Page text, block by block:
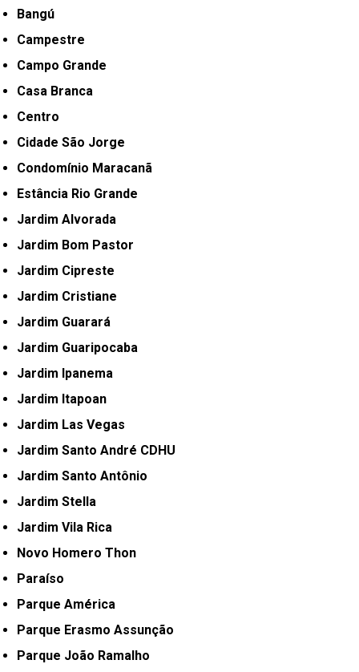
Bangú
Campestre
Campo Grande
Casa Branca
Centro
Cidade São Jorge
Condomínio Maracanã
Estância Rio Grande
Jardim Alvorada
Jardim Bom Pastor
Jardim Cipreste
Jardim Cristiane
Jardim Guarará
Jardim Guaripocaba
Jardim Ipanema
Jardim Itapoan
Jardim Las Vegas
Jardim Santo André CDHU
Jardim Santo Antônio
Jardim Stella
Jardim Vila Rica
Novo Homero Thon
Paraíso
Parque América
Parque Erasmo Assunção
Parque João Ramalho